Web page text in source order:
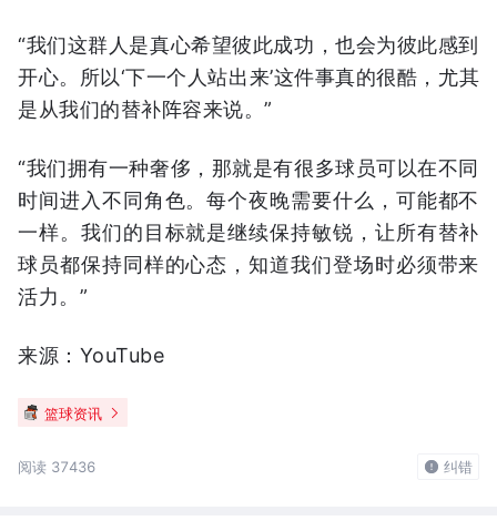
“我们这群人是真心希望彼此成功，也会为彼此感到
开心。所以‘下一个人站出来’这件事真的很酷，尤其
是从我们的替补阵容来说。”
“我们拥有一种奢侈，那就是有很多球员可以在不同
时间进入不同角色。每个夜晚需要什么，可能都不
一样。我们的目标就是继续保持敏锐，让所有替补
球员都保持同样的心态，知道我们登场时必须带来
活力。”
来源：YouTube
篮球资讯
阅读 37436 纠错